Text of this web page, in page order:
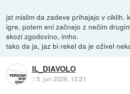
jst mislim da zadeve prihajajo v ciklih.
igre, potem eni začnejo z nečim
skozi zgodovino, imho.
tako da ja, jaz bi rekel da je oživel
IL_DIAVOLO
::5. jun 2026, 12:21